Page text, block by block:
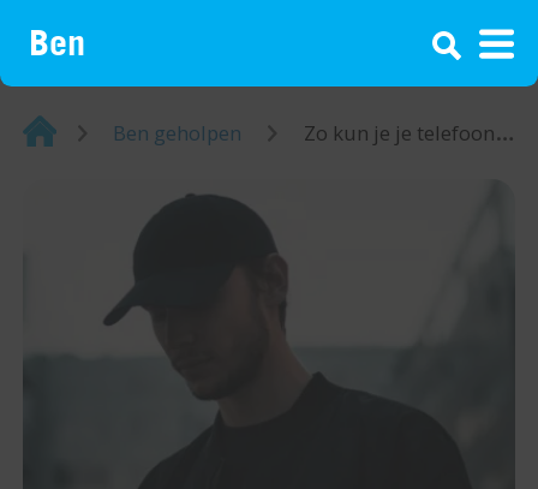
¡
Home Ben geholpen Zo kun je je telefoon resetten